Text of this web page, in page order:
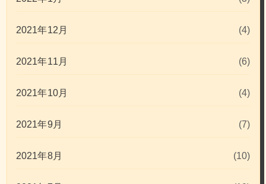
2021年12月 (4)
2021年11月 (6)
2021年10月 (4)
2021年9月 (7)
2021年8月 (10)